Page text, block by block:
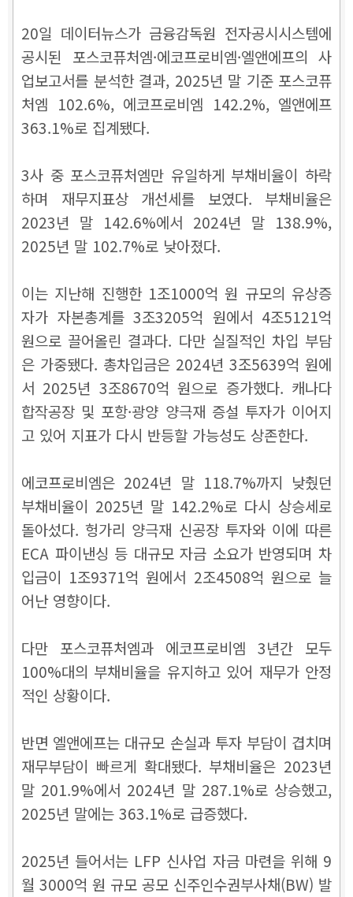
20일 데이터뉴스가 금융감독원 전자공시시스템에
공시된 포스코퓨처엠·에코프로비엠·엘앤에프의 사
업보고서를 분석한 결과, 2025년 말 기준 포스코퓨
처엠 102.6%, 에코프로비엠 142.2%, 엘앤에프
363.1%로 집계됐다.
3사 중 포스코퓨처엠만 유일하게 부채비율이 하락
하며 재무지표상 개선세를 보였다. 부채비율은
2023년 말 142.6%에서 2024년 말 138.9%,
2025년 말 102.7%로 낮아졌다.
이는 지난해 진행한 1조1000억 원 규모의 유상증
자가 자본총계를 3조3205억 원에서 4조5121억
원으로 끌어올린 결과다. 다만 실질적인 차입 부담
은 가중됐다. 총차입금은 2024년 3조5639억 원에
서 2025년 3조8670억 원으로 증가했다. 캐나다
합작공장 및 포항·광양 양극재 증설 투자가 이어지
고 있어 지표가 다시 반등할 가능성도 상존한다.
에코프로비엠은 2024년 말 118.7%까지 낮췄던
부채비율이 2025년 말 142.2%로 다시 상승세로
돌아섰다. 헝가리 양극재 신공장 투자와 이에 따른
ECA 파이낸싱 등 대규모 자금 소요가 반영되며 차
입금이 1조9371억 원에서 2조4508억 원으로 늘
어난 영향이다.
다만 포스코퓨처엠과 에코프로비엠 3년간 모두
100%대의 부채비율을 유지하고 있어 재무가 안정
적인 상황이다.
반면 엘앤에프는 대규모 손실과 투자 부담이 겹치며
재무부담이 빠르게 확대됐다. 부채비율은 2023년
말 201.9%에서 2024년 말 287.1%로 상승했고,
2025년 말에는 363.1%로 급증했다.
2025년 들어서는 LFP 신사업 자금 마련을 위해 9
월 3000억 원 규모 공모 신주인수권부사채(BW) 발